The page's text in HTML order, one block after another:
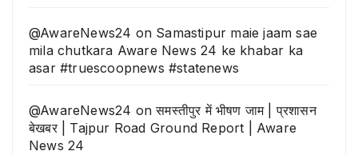
@AwareNews24 on Samastipur maie jaam sae
mila chutkara Aware News 24 ke khabar ka
asar #truescoopnews #statenews
@AwareNews24 onसमस्तीपुर में भीषण जाम | प्रशासन
बेखबर | Tajpur Road Ground Report | Aware
News 24